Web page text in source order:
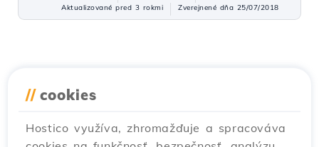
Aktualizované pred 3 rokmi
Zverejnené dňa 25/07/2018
// cookies
Hostico využíva, zhromažďuje a spracováva